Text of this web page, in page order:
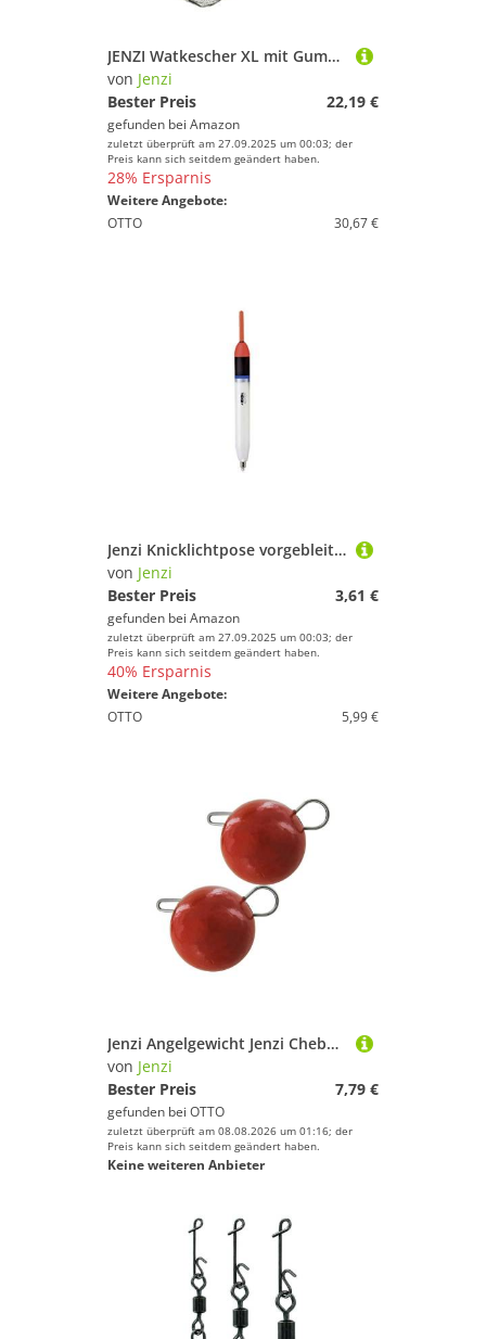
JENZI Watkescher XL mit Gummizug schwimmend 60x50cm
von Jenzi
Bester Preis
22,19 €
gefunden bei Amazon
zuletzt überprüft am 27.09.2025 um 00:03; der
Preis kann sich seitdem geändert haben.
28% Ersparnis
Weitere Angebote:
OTTO
30,67 €
Jenzi Knicklichtpose vorgebleit mit Ãƒâ€“hr, Rohacell 4 + 2 g
von Jenzi
Bester Preis
3,61 €
gefunden bei Amazon
zuletzt überprüft am 27.09.2025 um 00:03; der
Preis kann sich seitdem geändert haben.
40% Ersparnis
Weitere Angebote:
OTTO
5,99 €
Jenzi Angelgewicht Jenzi Cheburashka Bleikopf-System Gewichte Rot, (Packung, 2-St)
von Jenzi
Bester Preis
7,79 €
gefunden bei OTTO
zuletzt überprüft am 08.08.2026 um 01:16; der
Preis kann sich seitdem geändert haben.
Keine weiteren Anbieter